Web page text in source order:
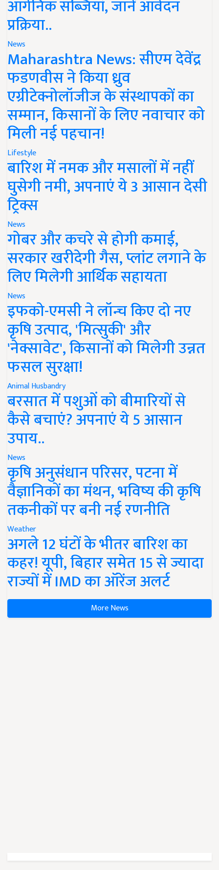
ऑर्गेनिक सब्जियां, जानें आवेदन
प्रक्रिया..
News
Maharashtra News: सीएम देवेंद्र
फडणवीस ने किया ध्रुव
एग्रीटेक्नोलॉजीज के संस्थापकों का
सम्मान, किसानों के लिए नवाचार को
मिली नई पहचान!
Lifestyle
बारिश में नमक और मसालों में नहीं
घुसेगी नमी, अपनाएं ये 3 आसान देसी
ट्रिक्स
News
गोबर और कचरे से होगी कमाई,
सरकार खरीदेगी गैस, प्लांट लगाने के
लिए मिलेगी आर्थिक सहायता
News
इफको-एमसी ने लॉन्च किए दो नए
कृषि उत्पाद, 'मित्सुकी' और
'नेक्सावेट', किसानों को मिलेगी उन्नत
फसल सुरक्षा!
Animal Husbandry
बरसात में पशुओं को बीमारियों से
कैसे बचाएं? अपनाएं ये 5 आसान
उपाय..
News
कृषि अनुसंधान परिसर, पटना में
वैज्ञानिकों का मंथन, भविष्य की कृषि
तकनीकों पर बनी नई रणनीति
Weather
अगले 12 घंटों के भीतर बारिश का
कहर! यूपी, बिहार समेत 15 से ज्यादा
राज्यों में IMD का ऑरेंज अलर्ट
More News